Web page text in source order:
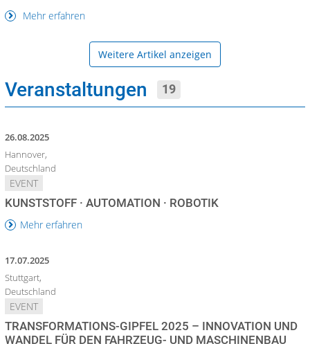
Mehr erfahren
Weitere Artikel anzeigen
Veranstaltungen 19
26.08.2025
Hannover,
Deutschland
EVENT
KUNSTSTOFF · AUTOMATION · ROBOTIK
Mehr erfahren
17.07.2025
Stuttgart,
Deutschland
EVENT
TRANSFORMATIONS-GIPFEL 2025 – INNOVATION UND
WANDEL FÜR DEN FAHRZEUG- UND MASCHINENBAU